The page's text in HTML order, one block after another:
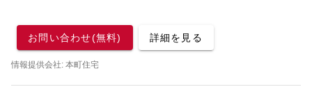
お問い合わせ(無料) 詳細を見る
情報提供会社: 本町住宅